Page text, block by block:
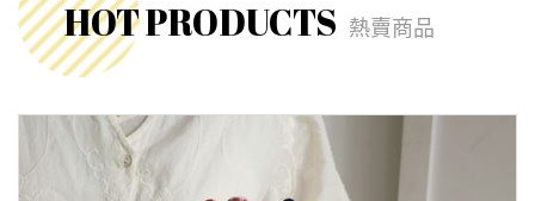
HOT PRODUCTS 熱賣商品